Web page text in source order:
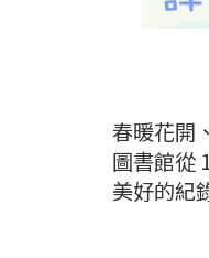
春暖花開
圖書館從
美好的紀